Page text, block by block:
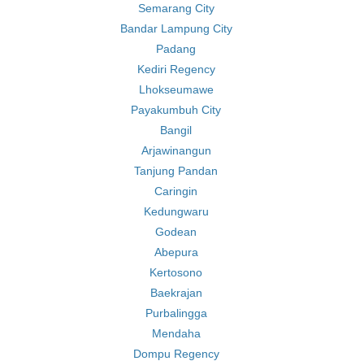
Semarang City
Bandar Lampung City
Padang
Kediri Regency
Lhokseumawe
Payakumbuh City
Bangil
Arjawinangun
Tanjung Pandan
Caringin
Kedungwaru
Godean
Abepura
Kertosono
Baekrajan
Purbalingga
Mendaha
Dompu Regency